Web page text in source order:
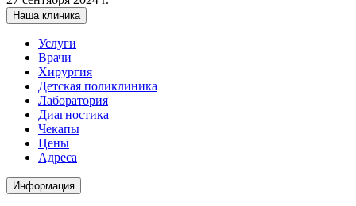
Наша клиника
Услуги
Врачи
Хирургия
Детская поликлиника
Лаборатория
Диагностика
Чекапы
Цены
Адреса
Информация